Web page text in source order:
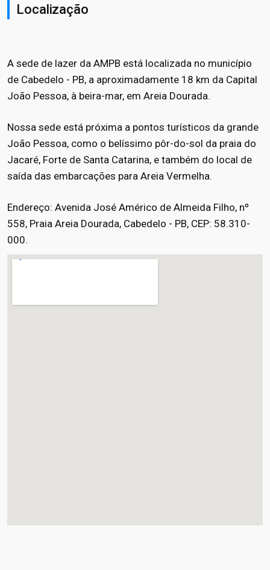
Localização
A sede de lazer da AMPB está localizada no município
de Cabedelo - PB, a aproximadamente 18 km da Capital
João Pessoa, à beira-mar, em Areia Dourada.
Nossa sede está próxima a pontos turísticos da grande
João Pessoa, como o belíssimo pôr-do-sol da praia do
Jacaré, Forte de Santa Catarina, e também do local de
saída das embarcações para Areia Vermelha.
Endereço: Avenida José Américo de Almeida Filho, nº
558, Praia Areia Dourada, Cabedelo - PB, CEP: 58.310-
000.